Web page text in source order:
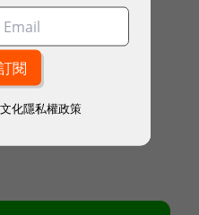
、Fortune
化隱私權政策